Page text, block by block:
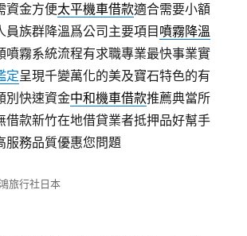
資金方便太平機車借款適合需要小額
員族群降溫爲公司主要項目 噴霧降溫
噴霧系統流程有求職專業最快事業實
定呈現千變萬化的美及寶石特色的有
別快速資金中和機車借款推薦典當所
借款新竹在地借貸業者抵押品好幫手
服務品質優惠您問題
旅行社日本